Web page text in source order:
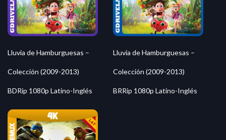
Lluvia de Hamburguesas –
Colección (2009-2013)
BDRip 1080p Latino-Inglés
Lluvia de Hamburguesas –
Colección (2009-2013)
BRRip 1080p Latino-Inglés